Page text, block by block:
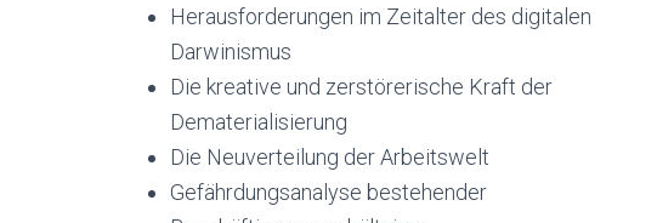
Herausforderungen im Zeitalter des digitalen
Darwinismus
Die kreative und zerstörerische Kraft der
Dematerialisierung
Die Neuverteilung der Arbeitswelt
Gefährdungsanalyse bestehender